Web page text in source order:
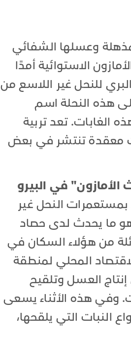
وعسلها الشفائي
الاستوائية أمدًا
للنحل غير اللاسع من
هذه النحلة اسم
نوعًا مختلفًا في هذه الغابات. تعد تربية
معقدة تنتشر في بعض
في البيرو
بمستعمرات النحل غير
ما يحدث لدى حصاد
الخلايا البرية. تعمل اليوم أكثر من 100 عائلة من هؤلاء السكان في
المحلي لمنطقة
"كوفيد-19" عن طريق إنتاج العسل وتلقيح
وفي هذه الأثناء يسعى
النبات التي يلقحها،